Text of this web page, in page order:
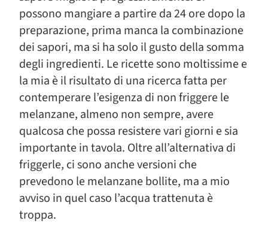
possono mangiare a partire da 24 ore dopo la
preparazione, prima manca la combinazione
dei sapori, ma si ha solo il gusto della somma
degli ingredienti. Le ricette sono moltissime e
la mia è il risultato di una ricerca fatta per
contemperare l’esigenza di non friggere le
melanzane, almeno non sempre, avere
qualcosa che possa resistere vari giorni e sia
importante in tavola. Oltre all’alternativa di
friggerle, ci sono anche versioni che
prevedono le melanzane bollite, ma a mio
avviso in quel caso l’acqua trattenuta è
troppa.